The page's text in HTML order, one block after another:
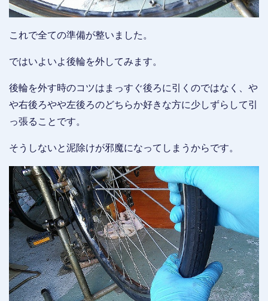
これで全ての準備が整いました。
ではいよいよ後輪を外してみます。
後輪を外す時のコツはまっすぐ後ろに引くのではなく、や
や右後ろやや左後ろのどちらか好きな方に少しずらして引
っ張ることです。
そうしないと泥除けが邪魔になってしまうからです。